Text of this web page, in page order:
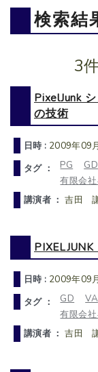
検索結
3
PixelJunk
の技術
日時 : 2009年09
タグ ：
PG GD
有限会
講演者 ：吉田
日時 : 2009年09
タグ ：
GD VA
有限会
講演者 ：吉田